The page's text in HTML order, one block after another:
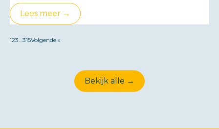
Lees meer →
123 315Volgende »
Bekijk alle →